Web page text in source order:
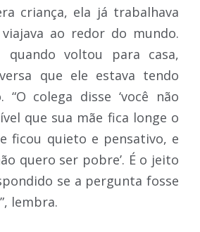
criança, ela já trabalhava
ao redor do mundo.
quando voltou para casa,
que ele estava tendo
colega disse ‘você não
que sua mãe fica longe o
ficou quieto e pensativo, e
quero ser pobre’. É o jeito
se a pergunta fosse
lembra.